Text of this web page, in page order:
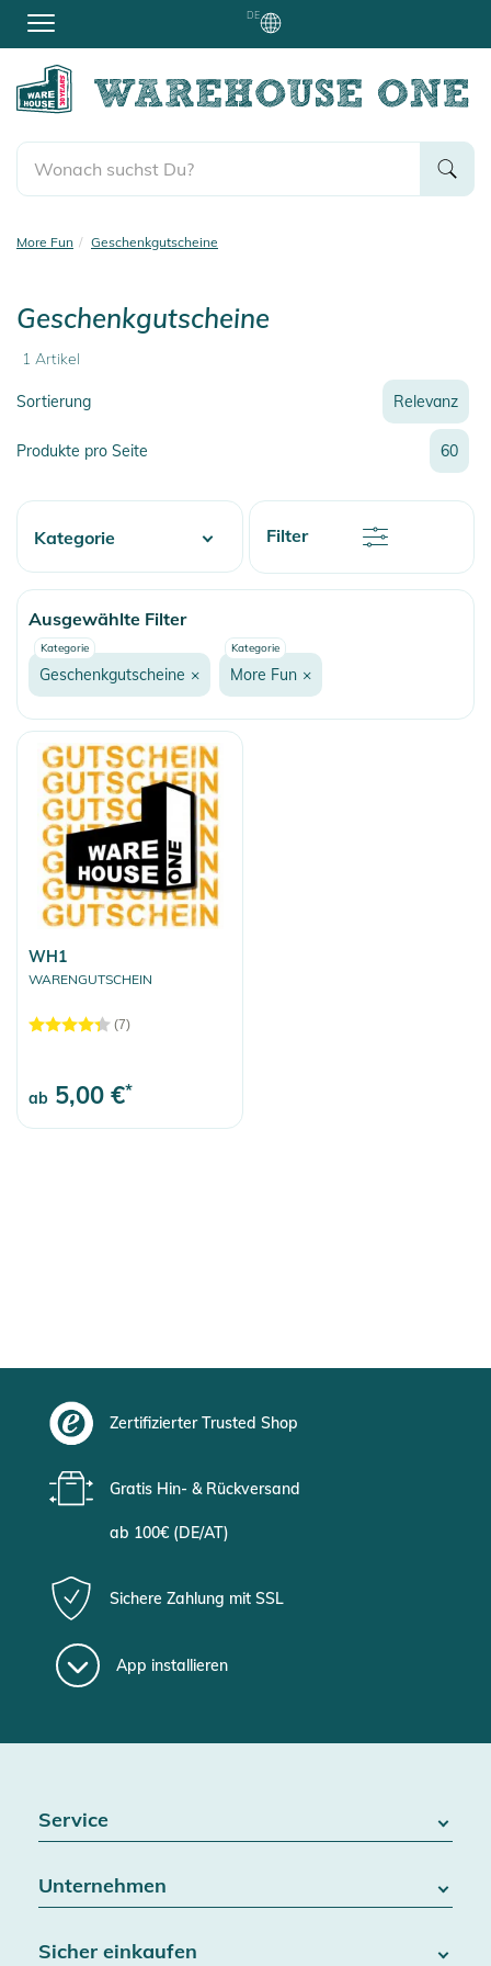
DE
More Fun Geschenkgutscheine
Geschenkgutscheine
1 Artikel
Sortierung
Relevanz
Relevanz
Neueste
Preis
Rabatt
Name
Name
Produkte pro Seite 60
Filter
Kategorie
Skate
Fashion & More
Snow
More Fun
Onewheel
Balance Boards
Fahrradzubehör
Heelys
Rollerskating
Snakeboarding
Scooter/Kickboards
Outdoor Equipment
Ausgewählte Filter
Kategorie
Geschenkgutscheine ×
Kategorie
More Fun ×
WH1
WARENGUTSCHEIN
(7)
ab 5,00 €*
Zertifizierter Trusted Shop
Gratis Hin- & Rückversand
ab 100€ (DE/AT)
Sichere Zahlung mit SSL
App installieren
Service
Batteriegesetz
Widerrufsrecht
Unternehmen
Blog
Sicher einkaufen